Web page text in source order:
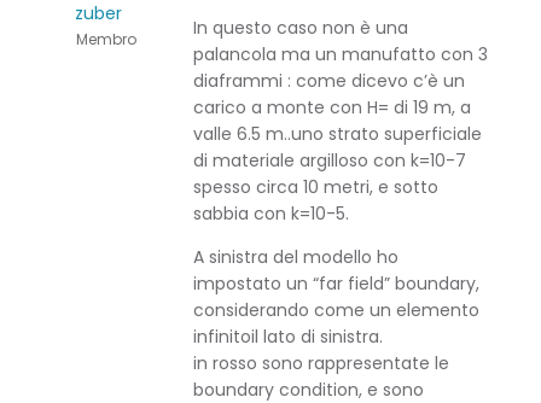
zuber
Membro
In questo caso non è una
palancola ma un manufatto con 3
diaframmi : come dicevo c’è un
carico a monte con H= di 19 m, a
valle 6.5 m..uno strato superficiale
di materiale argilloso con k=10-7
spesso circa 10 metri, e sotto
sabbia con k=10-5.
A sinistra del modello ho
impostato un “far field” boundary,
considerando come un elemento
infinitoil lato di sinistra.
in rosso sono rappresentate le
boundary condition, e sono